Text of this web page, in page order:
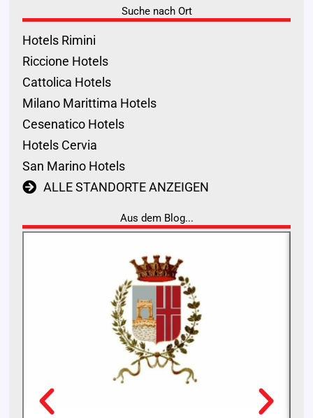
Suche nach Ort
Hotels Rimini
Riccione Hotels
Cattolica Hotels
Milano Marittima Hotels
Cesenatico Hotels
Hotels Cervia
San Marino Hotels
ALLE STANDORTE ANZEIGEN
Aus dem Blog...